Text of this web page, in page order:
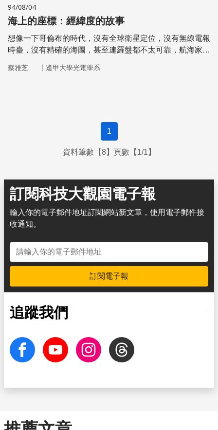
94/08/04
海上的座標：經緯度的故事
想像一下哥倫布的時代，沒有全球衛星定位，沒有無線電報
時臺，沒有精確的海圖，甚至連羅盤都不太可靠，航海家在
蔡雅芝 ｜ 逢甲大學光電學系
1
資料筆數【8】頁數【1/1】
訂閱科技大觀園電子報
輸入你的電子郵件地址訂閱網站新文章，使用電子郵件接
收通知。
電子郵件地址
訂閱電子報
追蹤我們
facebook Youtube InstagramThreads